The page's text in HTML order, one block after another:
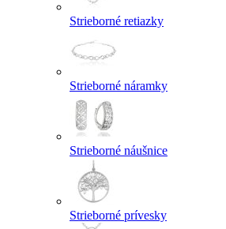
Strieborné retiazky
Strieborné náramky
Strieborné náušnice
Strieborné prívesky